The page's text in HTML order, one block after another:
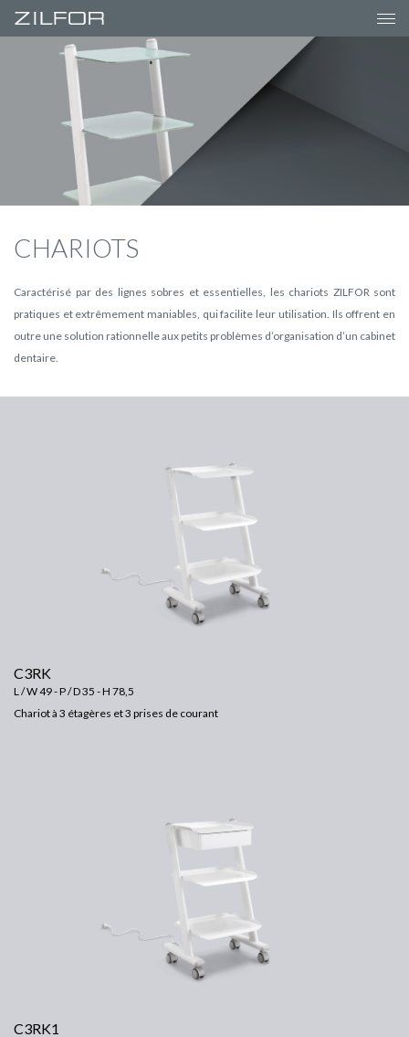
-->
CHARIOTS
Caractérisé par des lignes sobres et essentielles, les chariots ZILFOR sont
pratiques et extrêmement maniables, qui facilite leur utilisation. Ils offrent en
outre une solution rationnelle aux petits problèmes d’organisation d’un cabinet
dentaire.
C3RK
L / W 49 - P / D 35 - H 78,5
Chariot à 3 étagères et 3 prises de courant
C3RK1